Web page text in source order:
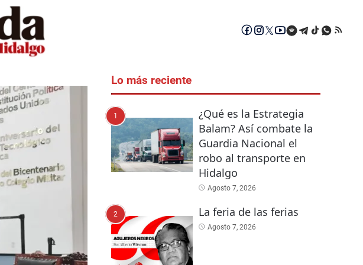
Lo más reciente
1
¿Qué es la Estrategia
Balam? Así combate la
Guardia Nacional el
robo al transporte en
Hidalgo
Agosto 7, 2026
2 La feria de las ferias
Agosto 7, 2026